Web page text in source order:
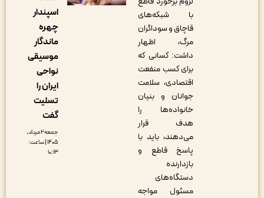
با شبکه‌های
قاچاق و سوداگران
مرگ، اظهار
داشت: کسانی که
برای کسب منفعت
اقتصادی، سلامت
جوانان و بنیان
خانواده‌ها را
هدف قرار
می‌دهند، باید با
پاسخ قاطع و
بازدارنده
دستگاه‌های
مسئول مواجه
موسیقی
جمعه ۲ مرداد,
۱۴۰۵ | ساعت: